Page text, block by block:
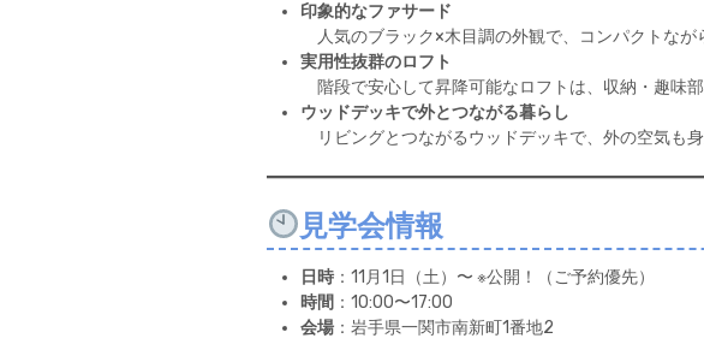
印象的なファサード
人気のブラック×木目調の外観で、コンパクトなが
実用性抜群のロフト
階段で安心して昇降可能なロフトは、収納・趣味部
ウッドデッキで外とつながる暮らし
リビングとつながるウッドデッキで、外の空気も身
見学会情報
日時 ：11月1日（土）〜 ※公開！（ご予約優先）
時間 ：10:00〜17:00
会場 ：岩手県一関市南新町1番地2